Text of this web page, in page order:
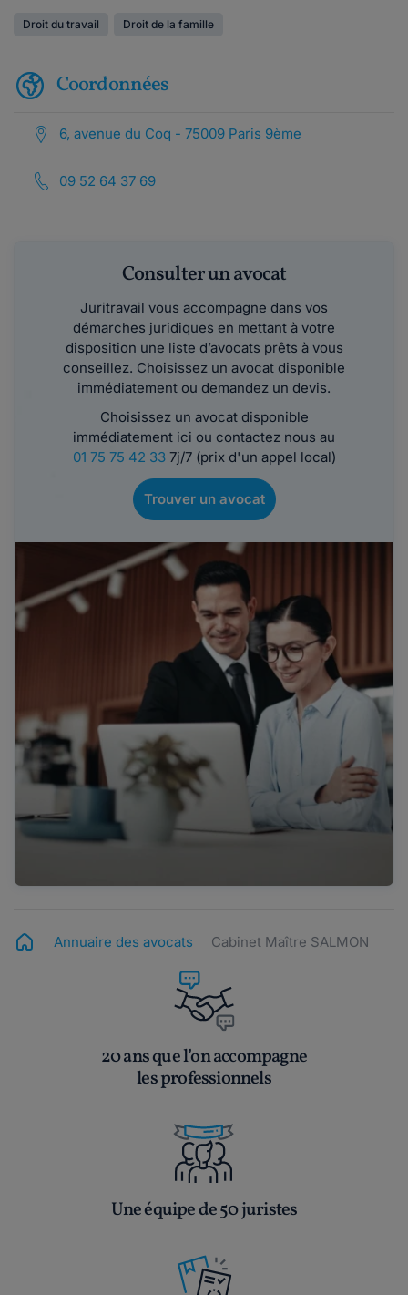
Droit du travail Droit de la famille
Coordonnées
6, avenue du Coq - 75009 Paris 9ème
09 52 64 37 69
Consulter un avocat
Juritravail vous accompagne dans vos
démarches juridiques en mettant à votre
disposition une liste d’avocats prêts à vous
conseillez. Choisissez un avocat disponible
immédiatement ou demandez un devis.
Choisissez un avocat disponible
immédiatement ici ou contactez nous au
01 75 75 42 337j/7 (prix d'un appel local)
Trouver un avocat
Annuaire des avocats Cabinet Maître SALMON
20 ans que l’on accompagne
les professionnels
Une équipe de 50 juristes